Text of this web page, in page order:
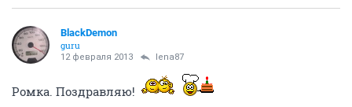
BlackDemon
guru
12 февраля 2013 lena87
Ромка. Поздравляю!